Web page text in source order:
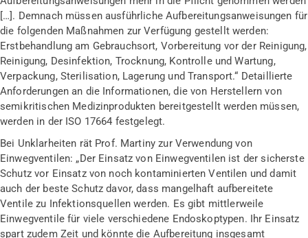
[…]. Demnach müssen ausführliche Aufbereitungsanweisungen für
die folgenden Maßnahmen zur Verfügung gestellt werden:
Erstbehandlung am Gebrauchsort, Vorbereitung vor der Reinigung,
Reinigung, Desinfektion, Trocknung, Kontrolle und Wartung,
Verpackung, Sterilisation, Lagerung und Transport.“ Detaillierte
Anforderungen an die Informationen, die von Herstellern von
semikritischen Medizinprodukten bereitgestellt werden müssen,
werden in der ISO 17664 festgelegt.
Bei Unklarheiten rät Prof. Martiny zur Verwendung von
Einwegventilen: „Der Einsatz von Einwegventilen ist der sicherste
Schutz vor Einsatz von noch kontaminierten Ventilen und damit
auch der beste Schutz davor, dass mangelhaft aufbereitete
Ventile zu Infektionsquellen werden. Es gibt mittlerweile
Einwegventile für viele verschiedene Endoskoptypen. Ihr Einsatz
spart zudem Zeit und könnte die Aufbereitung insgesamt